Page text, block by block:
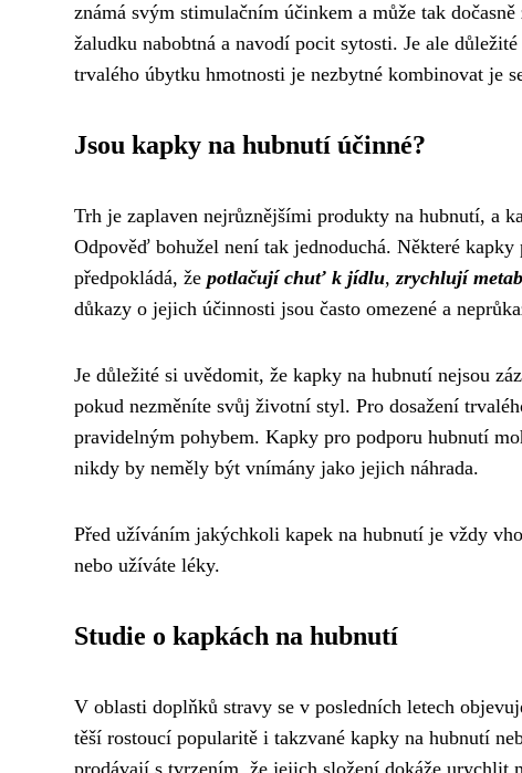
známá svým stimulačním účinkem a může tak
žaludku nabobtná a navodí pocit sytosti. Je ale
trvalého úbytku hmotnosti je nezbytné kombinovat je
Jsou kapky na hubnutí účinné?
Trh je zaplaven nejrůznějšími produkty na hubnutí, a
Odpověď bohužel není tak jednoduchá. Některé
předpokládá, že potlačují chuť k jídlu,zrychlují
důkazy o jejich účinnosti jsou často omezené a
Je důležité si uvědomit, že kapky na hubnutí nejsou
pokud nezměníte svůj životní styl. Pro dosažení
pravidelným pohybem. Kapky pro podporu hubnutí
nikdy by neměly být vnímány jako jejich náhrada.
Před užíváním jakýchkoli kapek na hubnutí je vždy
nebo užíváte léky.
Studie o kapkách na hubnutí
V oblasti doplňků stravy se v posledních letech
těší rostoucí popularitě i takzvané kapky na hubnutí
prodávají s tvrzením, že jejich složení dokáže